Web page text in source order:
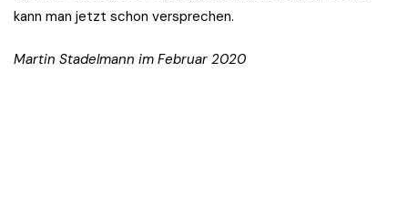
kann man jetzt schon versprechen.
Martin Stadelmann im Februar 2020